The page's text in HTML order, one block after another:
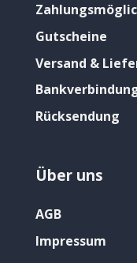
Gutscheine
Versand &
Rücksendung
Über uns
AGB
Impressum